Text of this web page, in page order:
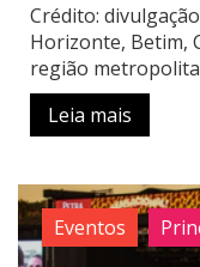
Crédito:
Horizonte, Betim,
região
Leia mais
Eventos